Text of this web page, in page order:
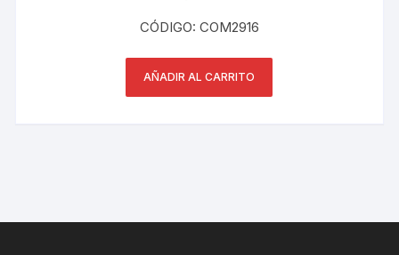
S/ 1,120.00.
CÓDIGO: COM2916
AÑADIR AL CARRITO